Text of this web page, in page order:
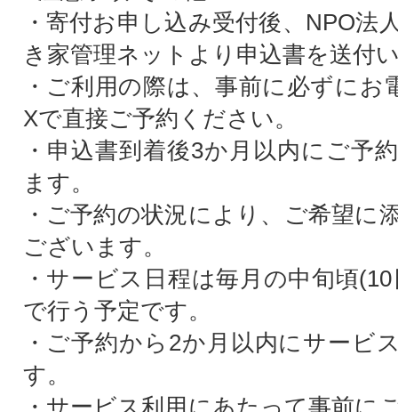
・寄付お申し込み受付後、NPO
き家管理ネットより申込書を送付
・ご利用の際は、事前に必ずにお
Xで直接ご予約ください。
・申込書到着後3か月以内にご予
ます。
・ご予約の状況により、ご希望に
ございます。
・サービス日程は毎月の中旬頃
で行う予定です。
・ご予約から2か月以内にサービ
す。